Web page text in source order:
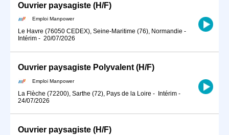
Ouvrier paysagiste (H/F)
Emploi Manpower
Le Havre (76050 CEDEX), Seine-Maritime (76), Normandie -
Intérim - 20/07/2026
Ouvrier paysagiste Polyvalent (H/F)
Emploi Manpower
La Flèche (72200), Sarthe (72), Pays de la Loire - Intérim -
24/07/2026
Ouvrier paysagiste (H/F)